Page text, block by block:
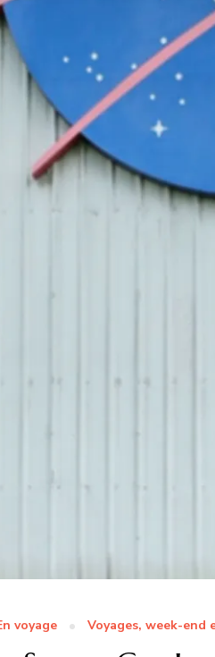
voyage Voyages, week-end